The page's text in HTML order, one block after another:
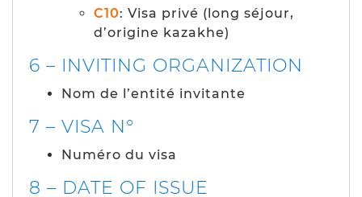
C10: Visa privé (long séjour,
d’origine kazakhe)
6 – INVITING ORGANIZATION
Nom de l’entité invitante
7 – VISA N°
Numéro du visa
8 – DATE OF ISSUE